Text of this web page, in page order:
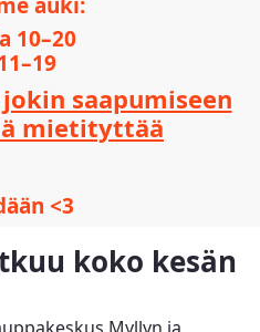
10–20
saapumiseen
mietityttää
<3
koko kesän